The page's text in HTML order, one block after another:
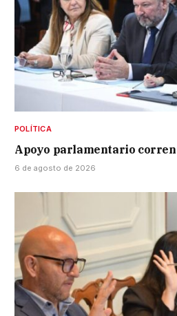
POLÍTICA
Apoyo parlamentario
6 de agosto de 2026